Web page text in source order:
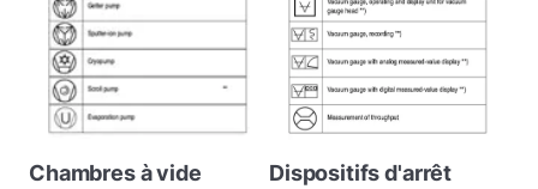
Chambres à vide Dispositifs d'arrêt